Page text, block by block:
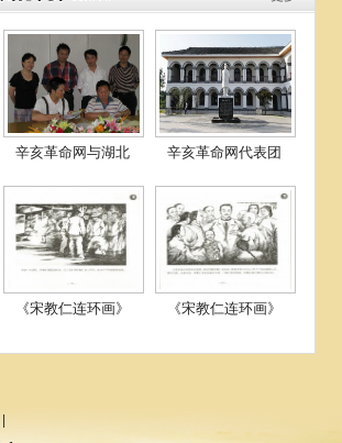
辛亥革命网与湖北 辛亥革命网代表团
《宋教仁连环画》 《宋教仁连环画》